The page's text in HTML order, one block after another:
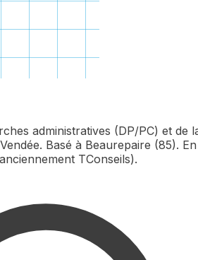
administratives (DP/PC) et de
Basé à Beaurepaire (85). En
TConseils).